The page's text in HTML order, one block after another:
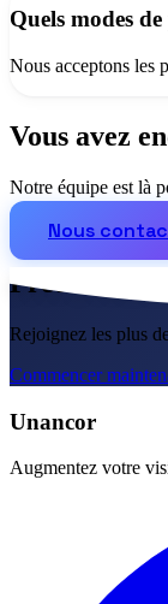
Quels modes
Nous acceptons les
Vous avez
Notre équipe est là
Nous
Prêt à
Rejoignez les plus
Commencer
Unancor
Augmentez votre